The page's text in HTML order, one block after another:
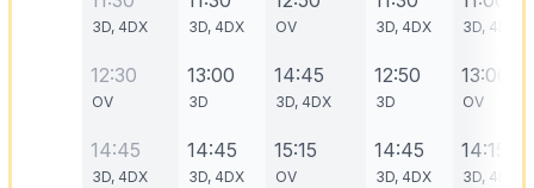
3D, 4DX
12:30
OV
14:45
3D, 4DX
3D, 4DX
13:00
3D
14:45
3D, 4DX
OV
14:45
3D, 4DX
15:15
OV
3D, 4DX
12:50
3D
14:45
3D, 4DX
3D, 4DX
13:00
OV
14:15
3D, 4DX